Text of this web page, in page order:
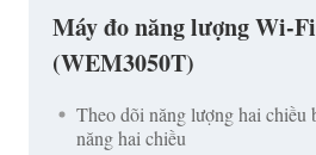
Máy đo năng lượng Wi-
(WEM3050T)
Theo dõi năng lượng hai chiều
năng hai chiều